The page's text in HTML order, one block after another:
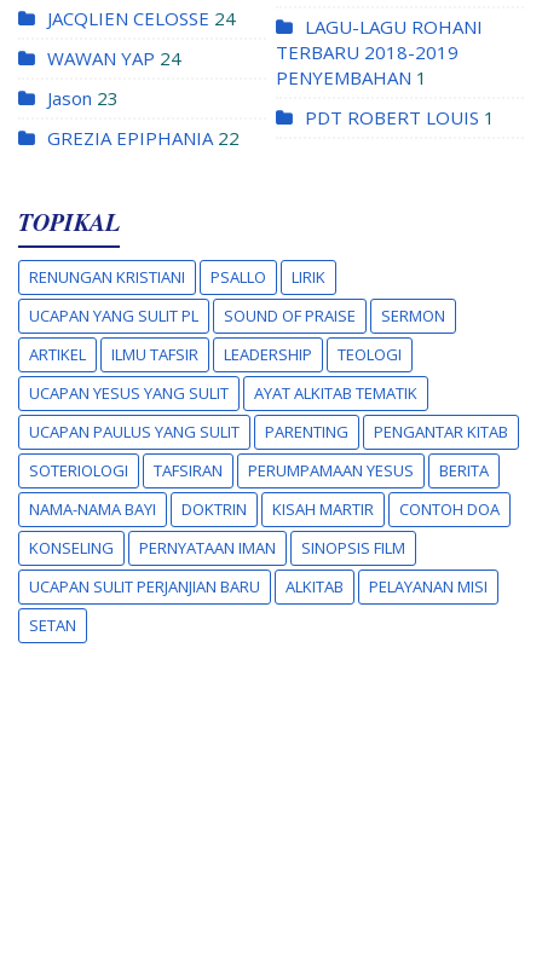
JACQLIEN CELOSSE 24
WAWAN YAP 24
Jason 23
GREZIA EPIPHANIA 22
LAGU-LAGU ROHANI
TERBARU 2018-2019
PENYEMBAHAN 1
PDT ROBERT LOUIS 1
TOPIKAL
RENUNGAN KRISTIANI PSALLO
LIRIK
UCAPAN YANG SULIT PL
SOUND OF PRAISE
SERMON
ARTIKEL
ILMU TAFSIR LEADERSHIP
TEOLOGI
UCAPAN YESUS YANG SULIT
AYAT ALKITAB TEMATIK
UCAPAN PAULUS YANG SULIT
PARENTING
PENGANTAR KITAB
SOTERIOLOGI
TAFSIRAN PERUMPAMAAN YESUS
BERITA
NAMA-NAMA BAYI
DOKTRIN KISAH MARTIR
CONTOH DOA
KONSELING
PERNYATAAN IMAN
SINOPSIS FILM
UCAPAN SULIT PERJANJIAN BARU
ALKITAB
PELAYANAN MISI
SETAN